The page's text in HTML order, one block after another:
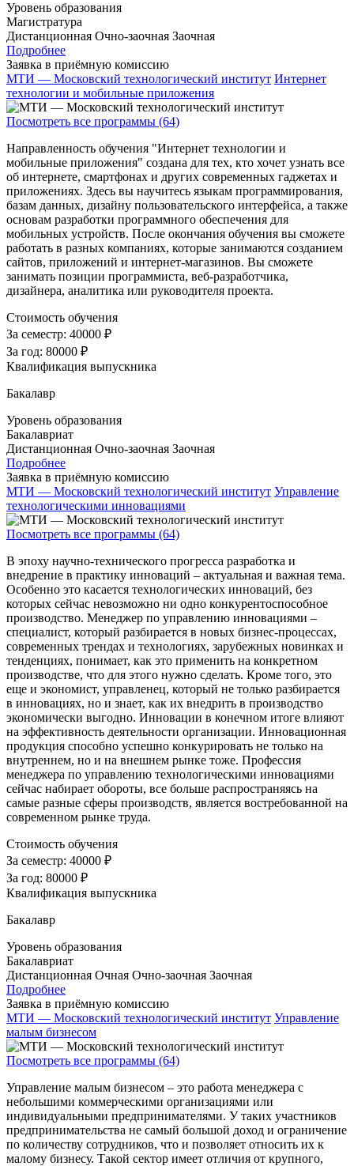
Уровень образования
Магистратура
Дистанционная Очно-заочная Заочная
Подробнее
Заявка в приёмную комиссию
МТИ — Московский технологический институт Интернет
технологии и мобильные приложения
Посмотреть все программы (64)
Направленность обучения "Интернет технологии и
мобильные приложения" создана для тех, кто хочет узнать все
об интернете, смартфонах и других современных гаджетах и
приложениях. Здесь вы научитесь языкам программирования,
базам данных, дизайну пользовательского интерфейса, а также
основам разработки программного обеспечения для
мобильных устройств. После окончания обучения вы сможете
работать в разных компаниях, которые занимаются созданием
сайтов, приложений и интернет-магазинов. Вы сможете
занимать позиции программиста, веб-разработчика,
дизайнера, аналитика или руководителя проекта.
Стоимость обучения
За семестр: 40000 ₽
За год: 80000 ₽
Квалификация выпускника
Бакалавр
Уровень образования
Бакалавриат
Дистанционная Очно-заочная Заочная
Подробнее
Заявка в приёмную комиссию
МТИ — Московский технологический институт Управление
технологическими инновациями
Посмотреть все программы (64)
В эпоху научно-технического прогресса разработка и
внедрение в практику инноваций – актуальная и важная тема.
Особенно это касается технологических инноваций, без
которых сейчас невозможно ни одно конкурентоспособное
производство. Менеджер по управлению инновациями –
специалист, который разбирается в новых бизнес-процессах,
современных трендах и технологиях, зарубежных новинках и
тенденциях, понимает, как это применить на конкретном
производстве, что для этого нужно сделать. Кроме того, это
еще и экономист, управленец, который не только разбирается
в инновациях, но и знает, как их внедрить в производство
экономически выгодно. Инновации в конечном итоге влияют
на эффективность деятельности организации. Инновационная
продукция способно успешно конкурировать не только на
внутреннем, но и на внешнем рынке тоже. Профессия
менеджера по управлению технологическими инновациями
сейчас набирает обороты, все больше распространяясь на
самые разные сферы производств, является востребованной на
современном рынке труда.
Стоимость обучения
За семестр: 40000 ₽
За год: 80000 ₽
Квалификация выпускника
Бакалавр
Уровень образования
Бакалавриат
Дистанционная Очная Очно-заочная Заочная
Подробнее
Заявка в приёмную комиссию
МТИ — Московский технологический институт Управление
малым бизнесом
Посмотреть все программы (64)
Управление малым бизнесом – это работа менеджера с
небольшими коммерческими организациями или
индивидуальными предпринимателями. У таких участников
предпринимательства не самый большой доход и ограничение
по количеству сотрудников, что и позволяет относить их к
малому бизнесу. Такой сектор имеет отличия от крупного,